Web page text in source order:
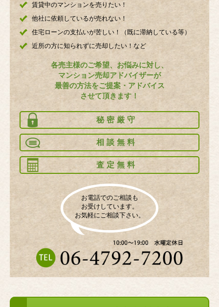
賃貸中のマンションを売りたい！
他社に依頼しているが売れない！
住宅ローンの支払いが苦しい！（既に滞納している等）
近所の方に知られずに売却したい！など
各売主様のご希望、お悩みに対し、
マンション売却アドバイザーが
最善の方法をご提案・アドバイス
させて頂きます！
秘密厳守
相談無料
査定無料
お電話でのご相談も
お受けしています。
お気軽にご相談下さい。